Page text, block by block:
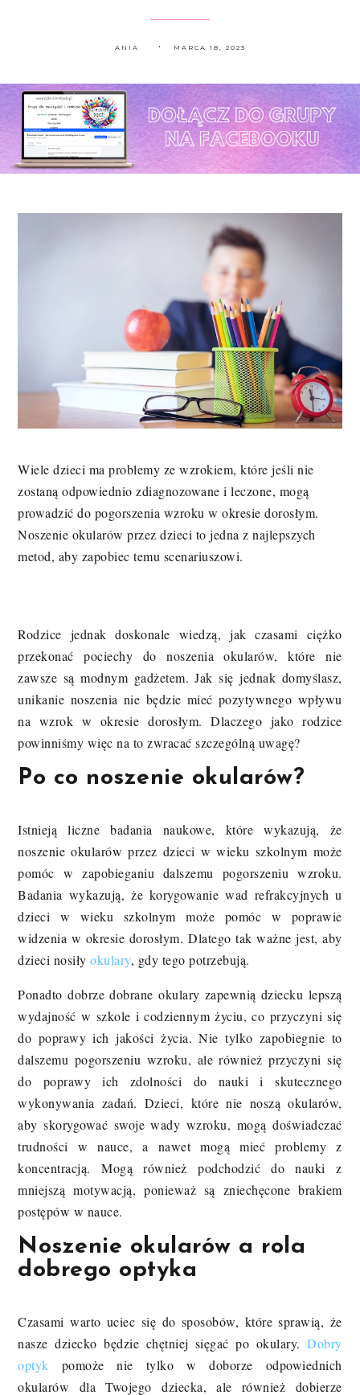
ANIA MARCA 18, 2023
Wiele dzieci ma problemy ze wzrokiem, które jeśli nie
zostaną odpowiednio zdiagnozowane i leczone, mogą
prowadzić do pogorszenia wzroku w okresie dorosłym.
Noszenie okularów przez dzieci to jedna z najlepszych
metod, aby zapobiec temu scenariuszowi.
Rodzice jednak doskonale wiedzą, jak czasami ciężko
przekonać pociechy do noszenia okularów, które nie
zawsze są modnym gadżetem. Jak się jednak domyślasz,
unikanie noszenia nie będzie mieć pozytywnego wpływu
na wzrok w okresie dorosłym. Dlaczego jako rodzice
powinniśmy więc na to zwracać szczególną uwagę?
Po co noszenie okularów?
Istnieją liczne badania naukowe, które wykazują, że
noszenie okularów przez dzieci w wieku szkolnym może
pomóc w zapobieganiu dalszemu pogorszeniu wzroku.
Badania wykazują, że korygowanie wad refrakcyjnych u
dzieci w wieku szkolnym może pomóc w poprawie
widzenia w okresie dorosłym. Dlatego tak ważne jest, aby
dzieci nosiłyokulary, gdy tego potrzebują.
Ponadto dobrze dobrane okulary zapewnią dziecku lepszą
wydajność w szkole i codziennym życiu, co przyczyni się
do poprawy ich jakości życia. Nie tylko zapobiegnie to
dalszemu pogorszeniu wzroku, ale również przyczyni się
do poprawy ich zdolności do nauki i skutecznego
wykonywania zadań. Dzieci, które nie noszą okularów,
aby skorygować swoje wady wzroku, mogą doświadczać
trudności w nauce, a nawet mogą mieć problemy z
koncentracją. Mogą również podchodzić do nauki z
mniejszą motywacją, ponieważ są zniechęcone brakiem
postępów w nauce.
Noszenie okularów a rola
dobrego optyka
Czasami warto uciec się do sposobów, które sprawią, że
nasze dziecko będzie chętniej sięgać po okulary.Dobry
optyk pomoże nie tylko w doborze odpowiednich
okularów dla Twojego dziecka, ale również dobierze